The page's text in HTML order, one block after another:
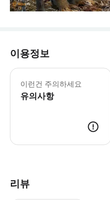
이용정보
이런건 주의하세요
유의사항
리뷰